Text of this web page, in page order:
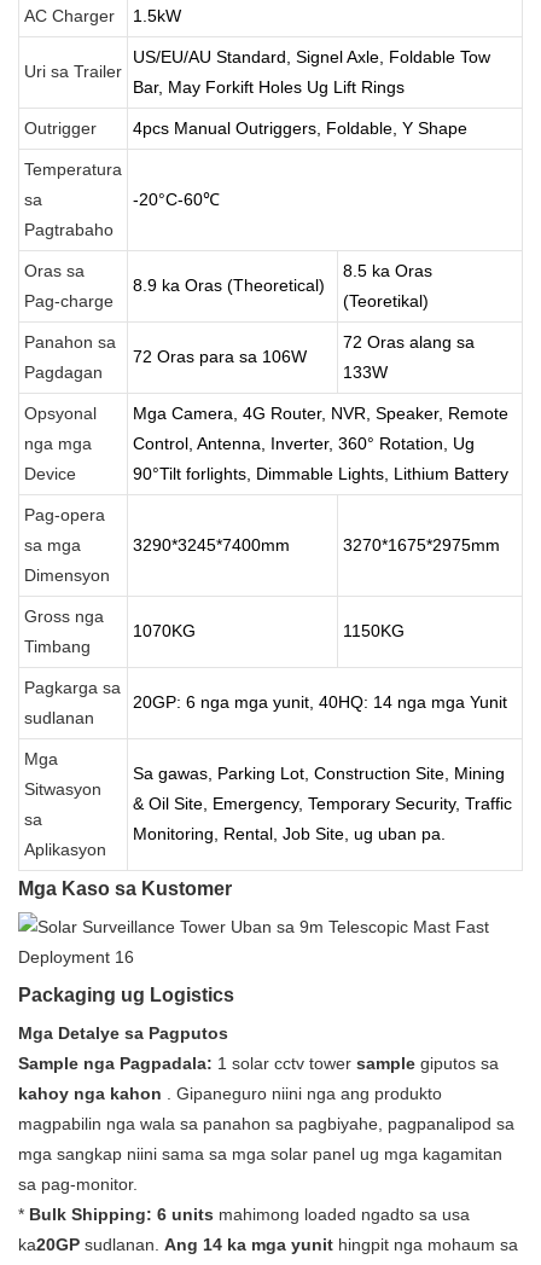
AC Charger 1.5kW
Uri sa Trailer
US/EU/AU Standard, Signel Axle, Foldable Tow
Bar, May Forkift Holes Ug Lift Rings
Outrigger 4pcs Manual Outriggers, Foldable, Y Shape
Temperatura
sa
Pagtrabaho
-20°C-60℃
Oras sa
Pag-charge
8.9 ka Oras (Theoretical)
8.5 ka Oras
(Teoretikal)
Panahon sa
Pagdagan
72 Oras para sa 106W
72 Oras alang sa
133W
Opsyonal
nga mga
Device
Mga Camera, 4G Router, NVR, Speaker, Remote
Control, Antenna, Inverter, 360° Rotation, Ug
90°Tilt forlights, Dimmable Lights, Lithium Battery
Pag-opera
sa mga
Dimensyon
3290*3245*7400mm 3270*1675*2975mm
Gross nga
Timbang
1070KG 1150KG
Pagkarga sa
sudlanan
20GP: 6 nga mga yunit, 40HQ: 14 nga mga Yunit
Mga
Sitwasyon
sa
Aplikasyon
Sa gawas, Parking Lot, Construction Site, Mining
& Oil Site, Emergency, Temporary Security, Traffic
Monitoring, Rental, Job Site, ug uban pa.
Mga Kaso sa Kustomer
Packaging ug Logistics
Mga Detalye sa Pagputos
Sample nga Pagpadala: 1 solar cctv tower sample giputos sa
kahoy nga kahon . Gipaneguro niini nga ang produkto
magpabilin nga wala sa panahon sa pagbiyahe, pagpanalipod sa
mga sangkap niini sama sa mga solar panel ug mga kagamitan
sa pag-monitor.
* Bulk Shipping: 6 units mahimong loaded ngadto sa usa
ka20GP sudlanan. Ang 14 ka mga yunit hingpit nga mohaum sa